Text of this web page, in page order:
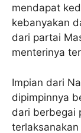
mendapat
kebanyakan
dari partai
menterinya
Impian dari
dipimpinnya
dari berbegai